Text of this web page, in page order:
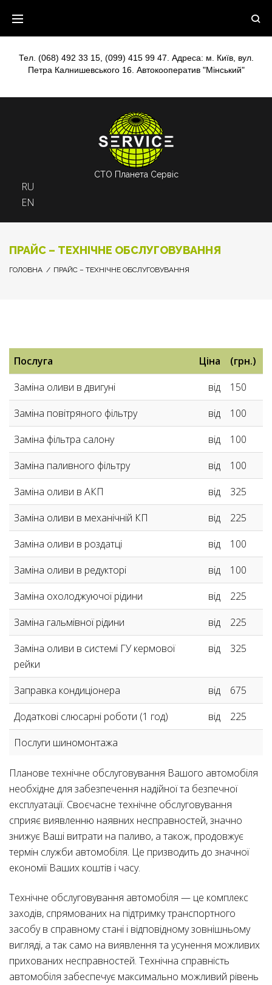
content
Тел. (068) 492 33 15, (099) 415 99 47 . Адреса: м. Київ, вул.
Петра Калнишевського 16. Автокооператив "Мінський"
СТО Планета Сервіс
RU
EN
ПРАЙС – ТЕХНІЧНЕ ОБСЛУГОВУВАННЯ
ГОЛОВНА / ПРАЙС – ТЕХНІЧНЕ ОБСЛУГОВУВАННЯ
ПРАЙС
-
ТЕХНІЧНЕ
ОБСЛУГОВУВАННЯ
Послуга Ціна
(грн.)
Заміна оливи в двигуні
від
150
Заміна повітряного фільтру
від
100
Заміна фільтра салону
від
100
Заміна паливного фільтру
від
100
Заміна оливи в АКП
від
325
Заміна оливи в механічній КП
від
225
Заміна оливи в роздатці
від
100
Заміна оливи в редукторі
від
100
Заміна охолоджуючої рідини
від
225
Заміна гальмівної рідини
від
225
Заміна оливи в системі ГУ кермової
рейки
від 325
Заправка кондиціонера від
675
Додаткові слюсарні роботи (1 год)
від
225
Послуги шиномонтажа
Планове технічне обслуговування Вашого автомобіля
необхідне для забезпечення надійної та безпечної
експлуатації. Своєчасне технічне обслуговування
сприяє виявленню наявних несправностей, значно
знижує Ваші витрати на паливо, а також, продовжує
термін служби автомобіля. Це призводить до значної
економії Ваших коштів і часу.
Технічне обслуговування автомобіля — це комплекс
заходів, спрямованих на підтримку транспортного
засобу в справному стані і відповідному зовнішньому
вигляді, а так само на виявлення та усунення можливих
прихованих несправностей. Технічна справність
автомобіля забеспечує максимально можливий рівень